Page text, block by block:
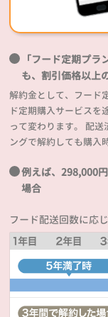
「フード定期プ
も、割引価格以上
解約金として、フード
ド定期購入サービスを
って変わります。 配
ングで解約しても購入
例えば、298,000
場合
フード配送回数に応